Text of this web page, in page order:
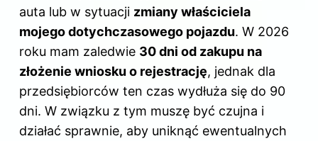
auta lub w sytuacji zmiany właściciela
mojego dotychczasowego pojazdu. W 2026
roku mam zaledwie 30 dni od zakupu na
złożenie wniosku o rejestrację, jednak dla
przedsiębiorców ten czas wydłuża się do 90
dni. W związku z tym muszę być czujna i
działać sprawnie, aby uniknąć ewentualnych